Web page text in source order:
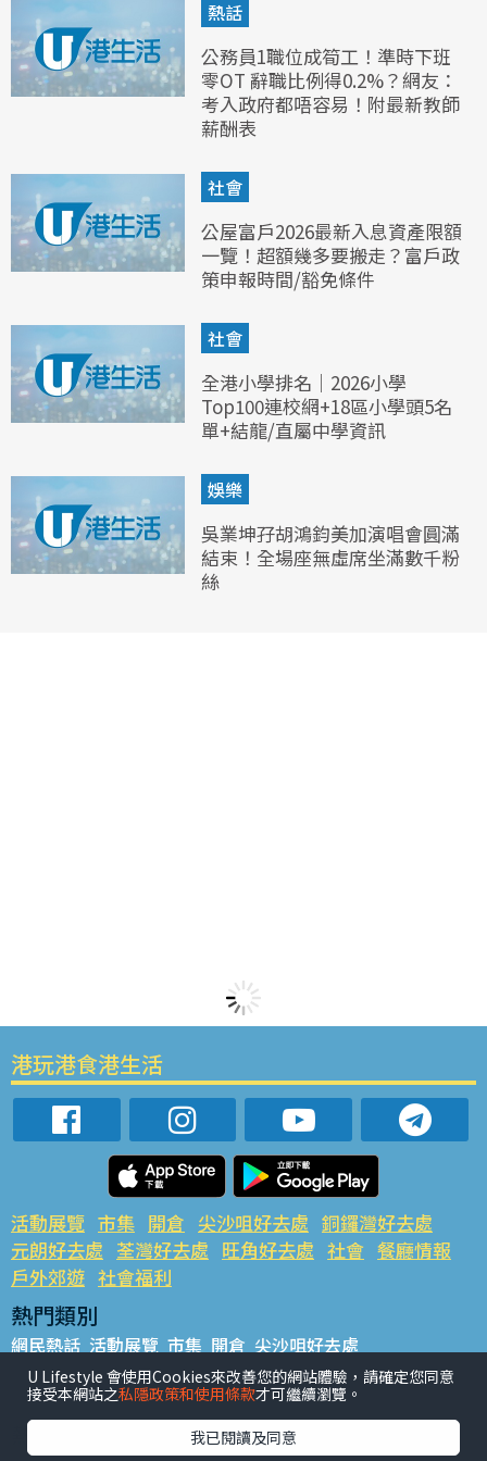
熱話
公務員1職位成筍工！準時下班
零OT 辭職比例得0.2%？網友：
考入政府都唔容易！附最新教師
薪酬表
社會
公屋富戶2026最新入息資產限額
一覽！超額幾多要搬走？富戶政
策申報時間/豁免條件
社會
全港小學排名｜2026小學
Top100連校網+18區小學頭5名
單+結龍/直屬中學資訊
娛樂
吳業坤孖胡鴻鈞美加演唱會圓滿
結束！全場座無虛席坐滿數千粉
絲
港玩港食港生活
活動展覽 市集 開倉 尖沙咀好去處 銅鑼灣好去處
元朗好去處 荃灣好去處 旺角好去處 社會 餐廳情報
戶外郊遊 社會福利
熱門類別
網民熱話 活動展覽 市集 開倉 尖沙咀好去處
銅鑼灣好去處 元朗好去處 荃灣好去處 旺角好去處 社會
餐廳情報 戶外郊遊
熱門標籤
U Lifestyle 會使用Cookies來改善您的網站體驗，請確定您同意
接受本網站之私隱政策和使用條款才可繼續瀏覽。
我已閱讀及同意